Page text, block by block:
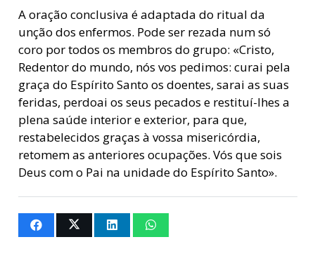
A oração conclusiva é adaptada do ritual da
unção dos enfermos. Pode ser rezada num só
coro por todos os membros do grupo: «Cristo,
Redentor do mundo, nós vos pedimos: curai pela
graça do Espírito Santo os doentes, sarai as suas
feridas, perdoai os seus pecados e restituí-lhes a
plena saúde interior e exterior, para que,
restabelecidos graças à vossa misericórdia,
retomem as anteriores ocupações. Vós que sois
Deus com o Pai na unidade do Espírito Santo».